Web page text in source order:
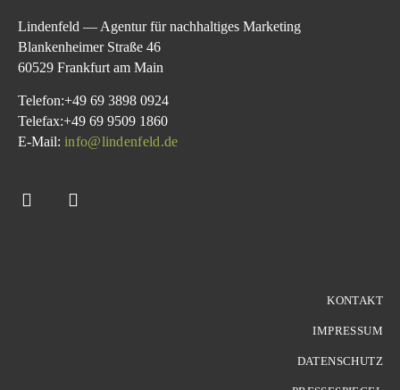
Lindenfeld — Agentur für nachhaltiges Marketing
Blankenheimer Straße 46
60529 Frankfurt am Main
Telefon:+49 69 3898 0924
Telefax:+49 69 9509 1860
E-Mail: info@lindenfeld.de
KONTAKT
IMPRESSUM
DATENSCHUTZ